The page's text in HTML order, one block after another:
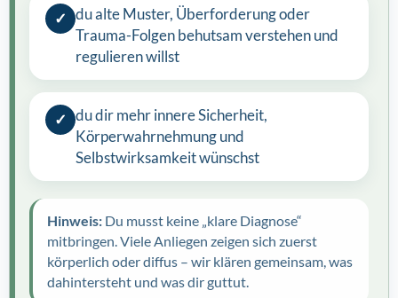
✓ du alte Muster, Überforderung oder
Trauma-Folgen behutsam verstehen und
regulieren willst
✓ du dir mehr innere Sicherheit,
Körperwahrnehmung und
Selbstwirksamkeit wünschst
Hinweis: Du musst keine „klare Diagnose“
mitbringen. Viele Anliegen zeigen sich zuerst
körperlich oder diffus – wir klären gemeinsam, was
dahintersteht und was dir guttut.